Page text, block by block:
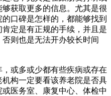
获取更多的信息。尤其是很
口碑是怎样的，都能够找到
定是有正规的手续，并且是
则也是无法开办较长时间
或多或少都有些疾病或存在
构一定要看该养老院是否具
医务室、康复中心、体检中